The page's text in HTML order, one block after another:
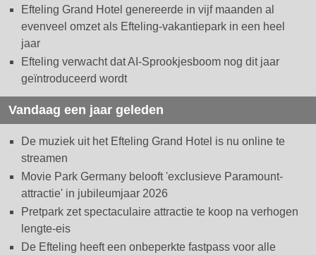
Efteling Grand Hotel genereerde in vijf maanden al
evenveel omzet als Efteling-vakantiepark in een heel
jaar
Efteling verwacht dat AI-Sprookjesboom nog dit jaar
geïntroduceerd wordt
Vandaag een jaar geleden
De muziek uit het Efteling Grand Hotel is nu online te
streamen
Movie Park Germany belooft 'exclusieve Paramount-
attractie' in jubileumjaar 2026
Pretpark zet spectaculaire attractie te koop na verhogen
lengte-eis
De Efteling heeft een onbeperkte fastpass voor alle